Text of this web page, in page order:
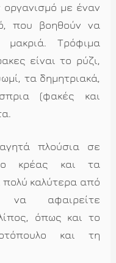
με έναν
που βοηθούν να
Τρόφιμα
είναι το ρύζι,
τα δημητριακά,
(φακές και
πλούσια σε
κρέας και τα
πολύ καλύτερα από
να αφαιρείτε
όπως και το
και τη